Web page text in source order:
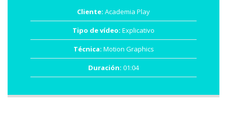
Cliente: Academia Play
Tipo de vídeo: Explicativo
Técnica: Motion Graphics
Duración: 01:04